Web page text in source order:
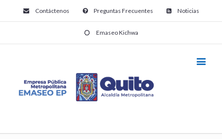
Contáctenos Preguntas Frecuentes Noticias
Emaseo Kichwa